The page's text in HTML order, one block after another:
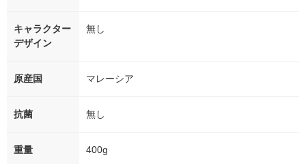
キャラクター
デザイン
無し
原産国 マレーシア
抗菌 無し
重量 400g